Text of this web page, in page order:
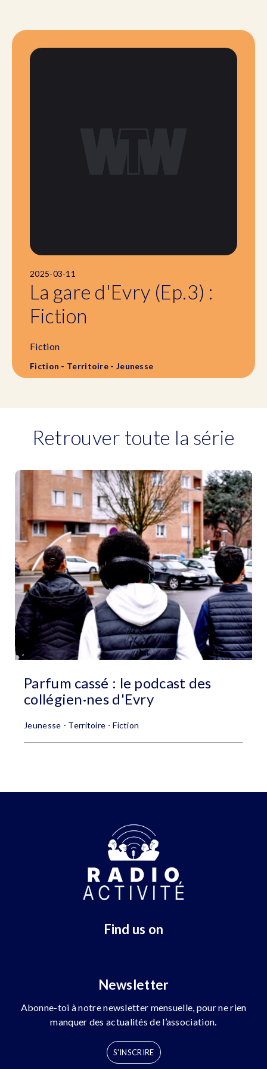
2025-03-11
La gare d'Evry (Ep.3) :
Fiction
Fiction
Fiction - Territoire - Jeunesse
Retrouver toute la série
Parfum cassé : le podcast des
collégien·nes d'Evry
Jeunesse - Territoire - Fiction
Find us on
Newsletter
Abonne-toi à notre newsletter mensuelle, pour ne rien
manquer des actualités de l’association.
S'INSCRIRE